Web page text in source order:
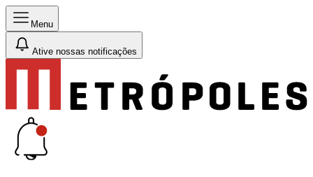
Menu
Ative nossas notificações